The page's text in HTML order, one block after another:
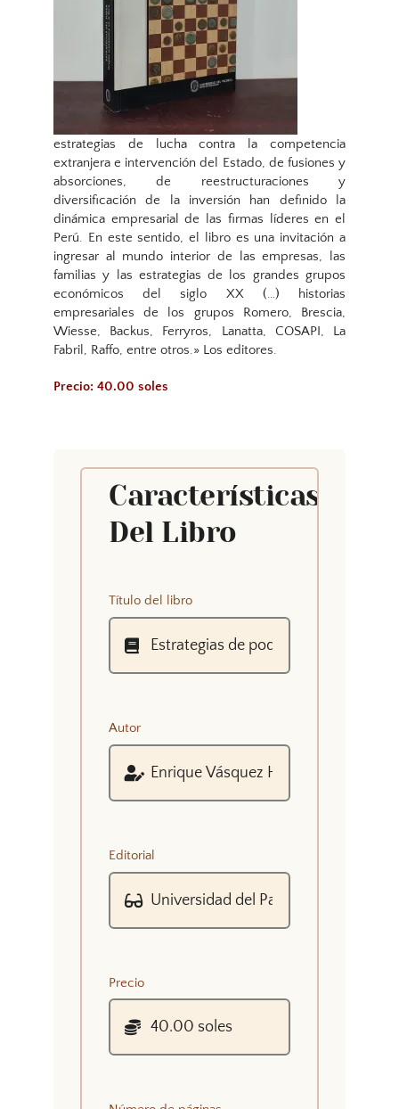
estrategias de lucha contra la competencia
extranjera e intervención del Estado, de fusiones y
absorciones, de reestructuraciones y
diversificación de la inversión han definido la
dinámica empresarial de las firmas líderes en el
Perú. En este sentido, el libro es una invitación a
ingresar al mundo interior de las empresas, las
familias y las estrategias de los grandes grupos
económicos del siglo XX (…) historias
empresariales de los grupos Romero, Brescia,
Wiesse, Backus, Ferryros, Lanatta, COSAPI, La
Fabril, Raffo, entre otros.» Los editores.
Precio: 40.00 soles
Características
Del Libro
Título del libro
Autor
Editorial
Precio